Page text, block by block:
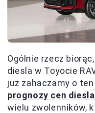
Ogólnie rzecz
diesla w Toyocie
już zahaczamy o
prognozy cen
wielu zwolenników,